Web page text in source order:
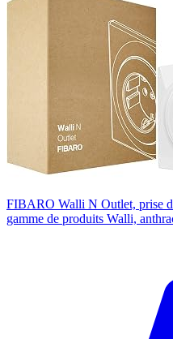
FIBARO Walli N Outlet, prise
gamme de produits Walli,